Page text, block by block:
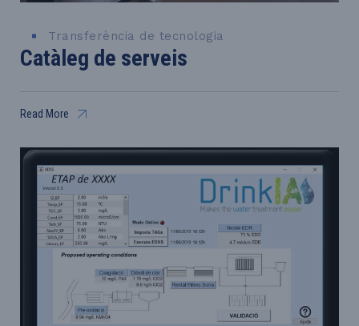
Transferència de tecnologia
Catàleg de serveis
Read More